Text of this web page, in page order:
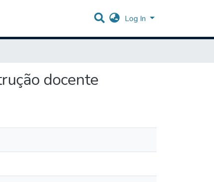
Log In
docente